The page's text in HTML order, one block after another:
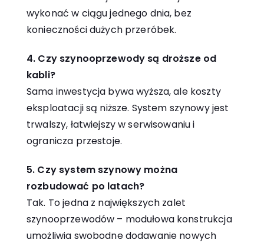
wykonać w ciągu jednego dnia, bez
konieczności dużych przeróbek.
4. Czy szynooprzewody są droższe od
kabli?
Sama inwestycja bywa wyższa, ale koszty
eksploatacji są niższe. System szynowy jest
trwalszy, łatwiejszy w serwisowaniu i
ogranicza przestoje.
5. Czy system szynowy można
rozbudować po latach?
Tak. To jedna z największych zalet
szynooprzewodów – modułowa konstrukcja
umożliwia swobodne dodawanie nowych